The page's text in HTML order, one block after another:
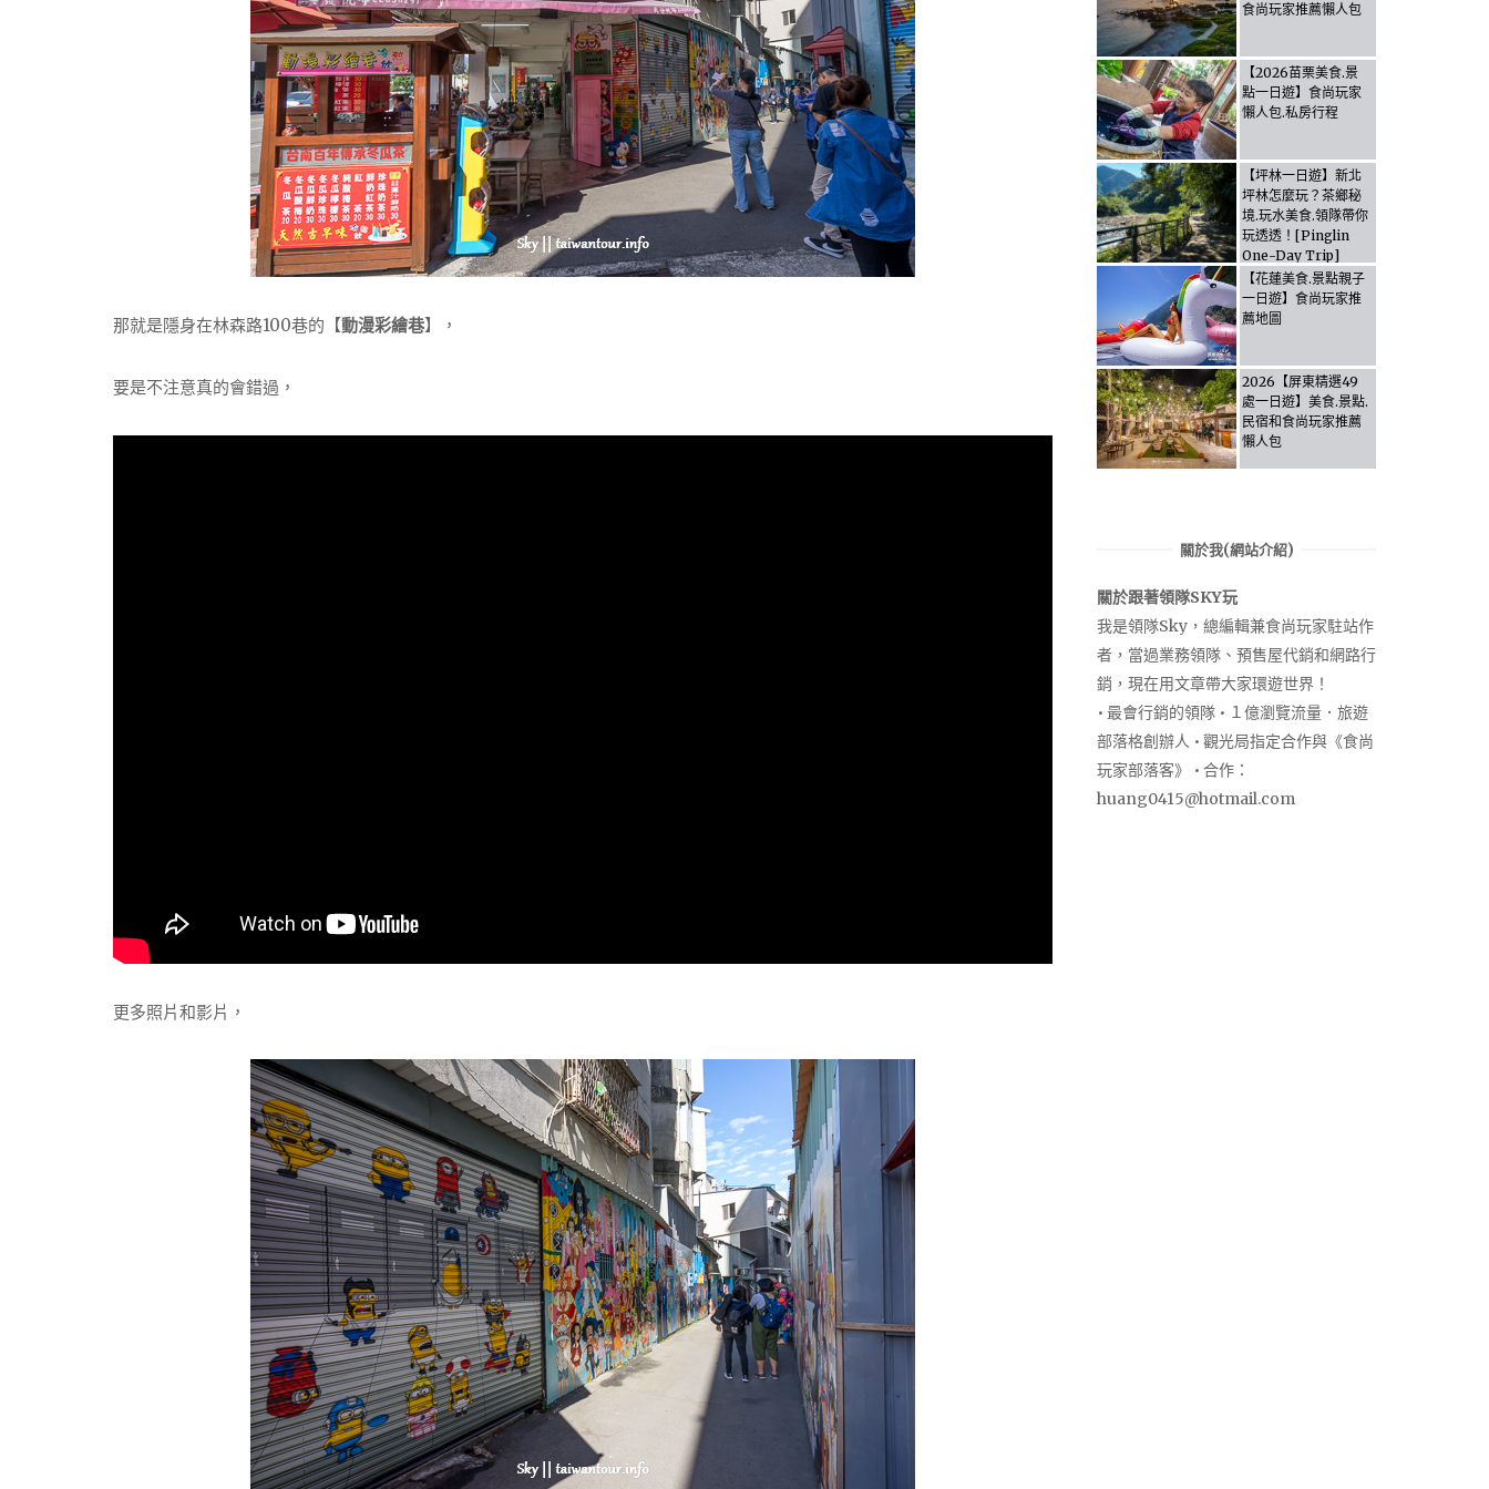
那就是隱身在林森路100巷的【動漫彩繪巷】，
要是不注意真的會錯過，
更多照片和影片，
食尚玩家推薦懶人包
【2026苗栗美食.景
點一日遊】食尚玩家
懶人包.私房行程
【坪林一日遊】新北
坪林怎麼玩？茶鄉秘
境.玩水美食.領隊帶你
玩透透！[Pinglin
One-Day Trip]
How to explore
Pinglin, New
Taipei? Tea Village
Let the guide take
you through it all!
【花蓮美食.景點親子
一日遊】食尚玩家推
薦地圖
2026【屏東精選49
處一日遊】美食.景點.
民宿和食尚玩家推薦
懶人包
關於我(網站介紹)
關於跟著領隊SKY玩
我是領隊Sky，總編輯兼食尚玩家駐站作
者，當過業務領隊、預售屋代銷和網路行
銷，現在用文章帶大家環遊世界！
• 最會行銷的領隊 • １億瀏覽流量．旅遊
部落格創辦人 • 觀光局指定合作與《食尚
玩家部落客》 • 合作：
huang0415@hotmail.com